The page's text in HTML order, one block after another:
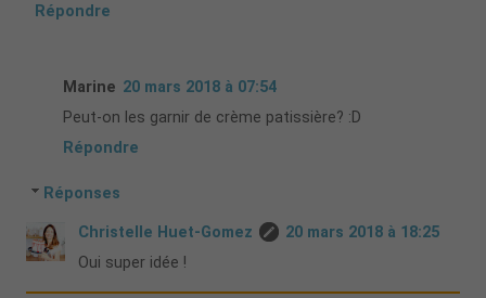
Répondre
Marine 20 mars 2018 à 07:54
Peut-on les garnir de crème patissière? :D
Répondre
Réponses
Christelle Huet-Gomez
20 mars 2018 à 18:25
Oui super idée !